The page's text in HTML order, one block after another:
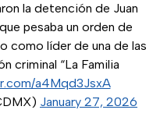
la detención de Juan
pesaba un orden de
como líder de una de las
criminal “La Familia
a4Mqd3JsxA
January 27, 2026